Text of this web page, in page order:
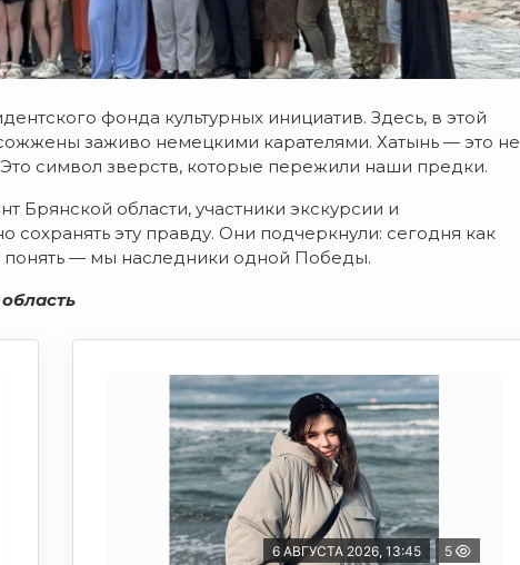
фонда культурных инициатив. Здесь, в этой
заживо немецкими карателями. Хатынь — это не
символ зверств, которые пережили наши предки.
области, участники экскурсии и
сохранять эту правду. Они подчеркнули: сегодня как
— мы наследники одной Победы.
6 АВГУСТА 2026, 13:45 5